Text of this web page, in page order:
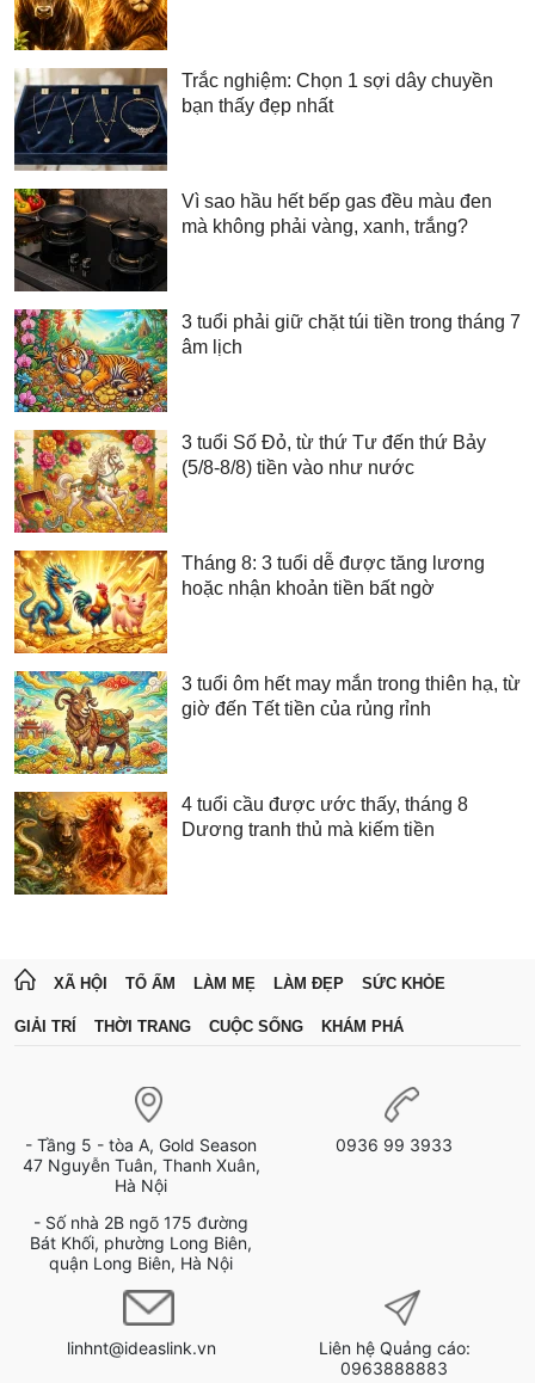
Trắc nghiệm: Chọn 1 sợi dây chuyền
bạn thấy đẹp nhất
Vì sao hầu hết bếp gas đều màu đen
mà không phải vàng, xanh, trắng?
3 tuổi phải giữ chặt túi tiền trong tháng 7
âm lịch
3 tuổi Số Đỏ, từ thứ Tư đến thứ Bảy
(5/8-8/8) tiền vào như nước
Tháng 8: 3 tuổi dễ được tăng lương
hoặc nhận khoản tiền bất ngờ
3 tuổi ôm hết may mắn trong thiên hạ, từ
giờ đến Tết tiền của rủng rỉnh
4 tuổi cầu được ước thấy, tháng 8
Dương tranh thủ mà kiếm tiền
XÃ HỘI TỔ ẤM LÀM MẸ LÀM ĐẸP SỨC KHỎE
GIẢI TRÍ THỜI TRANG CUỘC SỐNG KHÁM PHÁ
- Tầng 5 - tòa A, Gold Season
47 Nguyễn Tuân, Thanh Xuân,
Hà Nội
- Số nhà 2B ngõ 175 đường
Bát Khối, phường Long Biên,
quận Long Biên, Hà Nội
0936 99 3933
linhnt@ideaslink.vn
Liên hệ Quảng cáo:
0963888883